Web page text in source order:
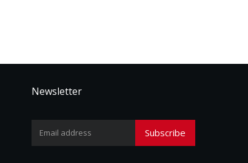
Newsletter
Subscribe